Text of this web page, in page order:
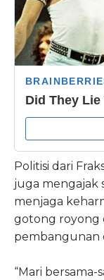
Politisi dari
juga mengajak
menjaga
gotong royong
pembangunan
“Mari